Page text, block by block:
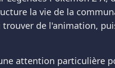
la vie de la
de l'animation,
attention particulière